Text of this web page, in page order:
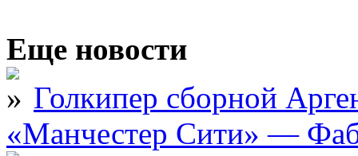
Еще новости
Голкипер сборной
«Манчестер Сити» —